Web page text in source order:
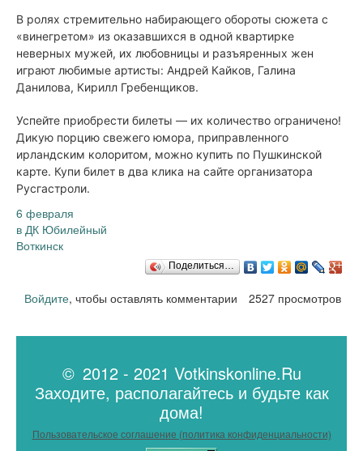
В ролях стремительно набирающего обороты сюжета с
«винегретом» из оказавшихся в одной квартирке
неверных мужей, их любовницы и разъяренных жен
играют любимые артисты: Андрей Кайков, Галина
Данилова, Кирилл Гребенщиков.
Успейте приобрести билеты — их количество ограничено!
Дикую порцию свежего юмора, приправленного
ирландским колоритом, можно купить по Пушкинской
карте. Купи билет в два клика на сайте организатора
Русгастроли.
6 февраля
в ДК Юбилейный
Воткинск
Поделиться…
Войдите, чтобы оставлять комментарии 2527 просмотров
© 2012 - 2021 Votkinskonline.Ru
Заходите, располагайтесь и будьте как
дома!
Пользовательское соглашение (политика конфиденциальности)